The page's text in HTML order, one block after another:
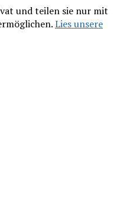
und teilen sie nur mit
Lies unsere